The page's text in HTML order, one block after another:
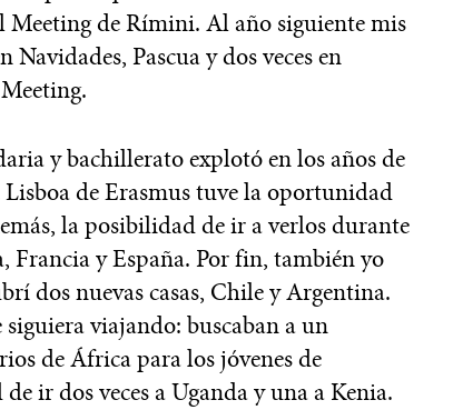
de Rímini. Al año siguiente mis
Pascua y dos veces en
y bachillerato explotó en los años de
de Erasmus tuve la oportunidad
la posibilidad de ir a verlos durante
Francia y España. Por fin, también yo
dos nuevas casas, Chile y Argentina.
viajando: buscaban a un
de África para los jóvenes de
ir dos veces a Uganda y una a Kenia.